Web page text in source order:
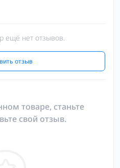
ещё нет отзывов.
отзыв
товаре, станьте
свой отзыв.